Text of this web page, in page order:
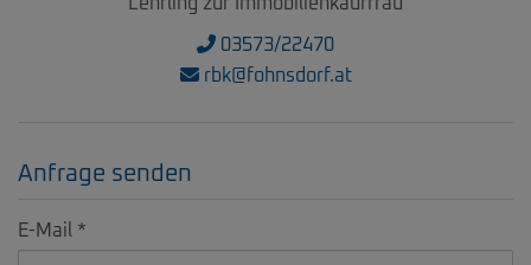
03573/22470
rbk@fohnsdorf.at
Anfrage senden
E-Mail